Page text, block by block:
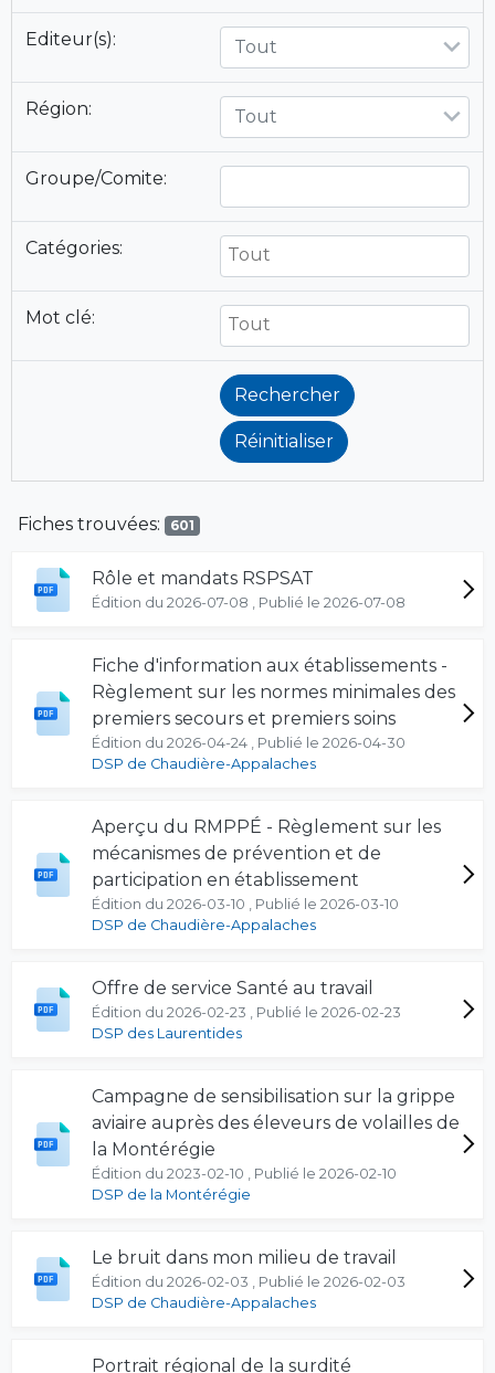
Editeur(s): Tout
Région: Tout
Groupe/Comite:
Catégories:
Mot clé:
Fiches trouvées: 601
Rôle et mandats RSPSAT
Édition du 2026-07-08 , Publié le 2026-07-08
Fiche d'information aux établissements -
Règlement sur les normes minimales des
premiers secours et premiers soins
Édition du 2026-04-24 , Publié le 2026-04-30
DSP de Chaudière-Appalaches
Aperçu du RMPPÉ - Règlement sur les
mécanismes de prévention et de
participation en établissement
Édition du 2026-03-10 , Publié le 2026-03-10
DSP de Chaudière-Appalaches
Offre de service Santé au travail
Édition du 2026-02-23 , Publié le 2026-02-23
DSP des Laurentides
Campagne de sensibilisation sur la grippe
aviaire auprès des éleveurs de volailles de
la Montérégie
Édition du 2023-02-10 , Publié le 2026-02-10
DSP de la Montérégie
Le bruit dans mon milieu de travail
Édition du 2026-02-03 , Publié le 2026-02-03
DSP de Chaudière-Appalaches
Portrait régional de la surdité